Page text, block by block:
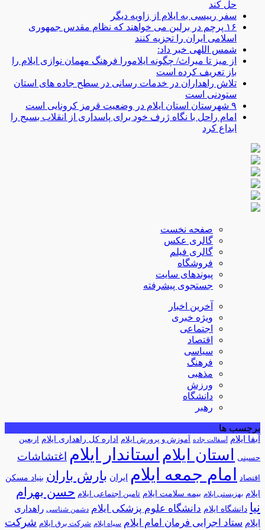
حل کند
سفر رییسی به ایلام از زاویه دیگر
۱۶ پرچم در برلین می خواهند که نظام مقدس جمهوری
اسلامی ایران را تجزیه کنند
شمس اللهی خبر داد:
از میز تا میراث/ چگونه ایلامورا فرهنگ مهمان نوازی ایلام را
باز تعریف کرده است
تلاش راهداران در خدمات رسانی در سطح جاده های استان
ستودنی است
۹ شهرستان استان ایلام در وضعیت قرمز کرونایی است
امام راحل با نگاه ژرف خود برای پاسداری از انقلاب بسیج را
ابداع کرد
صفحه نخست
گالری عکس
گالری فیلم
فروشگاه
پیوندهای سایت
جستجوی پیشرفته
آخرین اخبار
ویژه خبری
اجتماعی
اقتصاد
سیاسی
فرهنگ
مذهبی
ورزش
دانشگاه
رهبر
برچسب ها
آبفا ایلام آسفالت جاده آموزش و پرورش ایلام اداره کل راهداری ایلام اربعین
حسینی استان ایلام استاندار ایلام اغتشاشات
اقتصاد امام جمعه ایلام ایران بارش باران بنیاد مسکن
ایلام بهزیستی ایلام بیمه سلامت ایلام تامین اجتماعی ایلام حسن بهرام
نیا دانشگاه ایلام دانشگاه علوم پزشکی ایلام دشمن شناسی راهداری
ایلام ستاد اجرایی فرمان امام ایلام سپاه ایلام شرکت برق ایلام شرکت